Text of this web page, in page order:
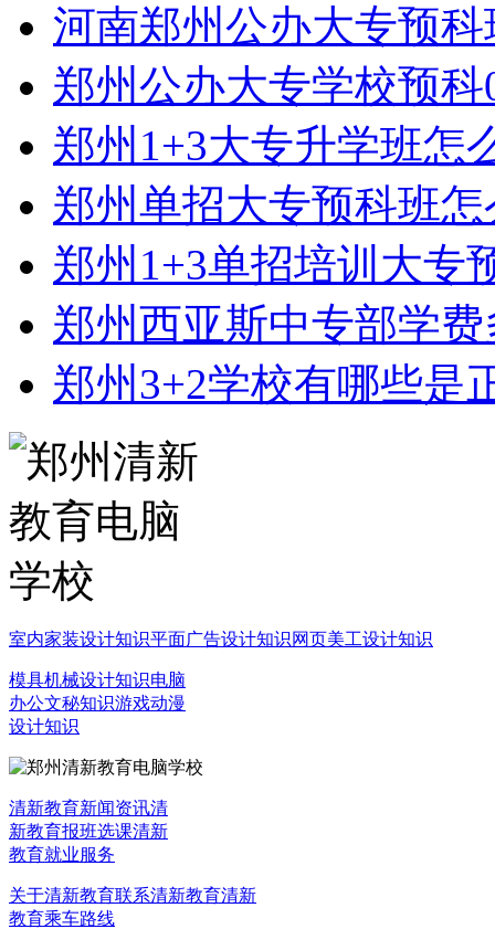
河南郑州公办大专预
郑州公办大专学校预
郑州1+3大专升学班怎
郑州单招大专预科班
郑州1+3单招培训大专
郑州西亚斯中专部学
郑州3+2学校有哪些是
室内家装设计知识平面广告设计知识网页美工设计知识
模具机械设计知识电脑
办公文秘知识游戏动漫
设计知识
清新教育新闻资讯清
新教育报班选课清新
教育就业服务
关于清新教育联系清新教育清新
教育乘车路线